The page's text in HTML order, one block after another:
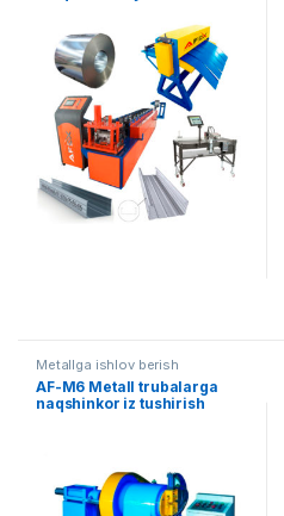
Metallga ishlov berish
AF-M6 Metall trubalarga
naqshinkor iz tushirish